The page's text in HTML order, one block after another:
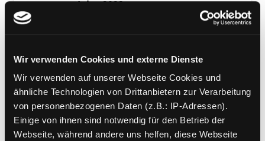
Wir verwenden Cookies und externe Dienste
Wir verwenden auf unserer Webseite Cookies und
ähnliche Technologien von Drittanbietern zur Verarbeitung
von personenbezogenen Daten (z.B.: IP-Adressen).
Einige von ihnen sind notwendig für den Betrieb der
Webseite, während andere uns helfen, diese Webseite
Jahr:2022
Weinheim, Wiley-VCH Verl.
Mediengruppe:Sachbuch
It's a Nerd's World
Die Brains hinter YouTube,
Smartphones, Computer und Co.
Verfasser:Schrödel, Tobias
Jahr:2019